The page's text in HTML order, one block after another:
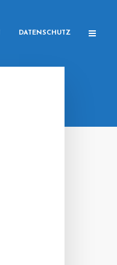
DATENSCHUTZ